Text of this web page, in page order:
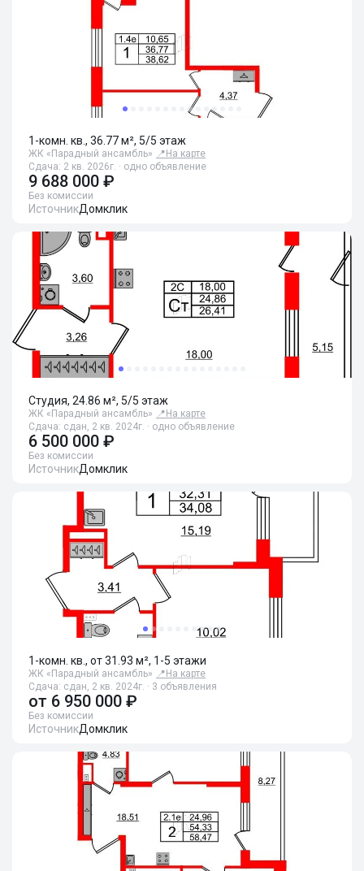
1-комн. кв., 36.77 м², 5/5 этаж
ЖК «Парадный ансамбль» 📍 На карте
Сдача: 2 кв. 2026г. · одно объявление
9 688 000 ₽
Без комиссии
ИсточникДомклик
Студия, 24.86 м², 5/5 этаж
ЖК «Парадный ансамбль» 📍 На карте
Сдача: сдан, 2 кв. 2024г. · одно объявление
6 500 000 ₽
Без комиссии
ИсточникДомклик
1-комн. кв., от 31.93 м², 1-5 этажи
ЖК «Парадный ансамбль» 📍 На карте
Сдача: сдан, 2 кв. 2024г. · 3 объявления
от 6 950 000 ₽
Без комиссии
ИсточникДомклик